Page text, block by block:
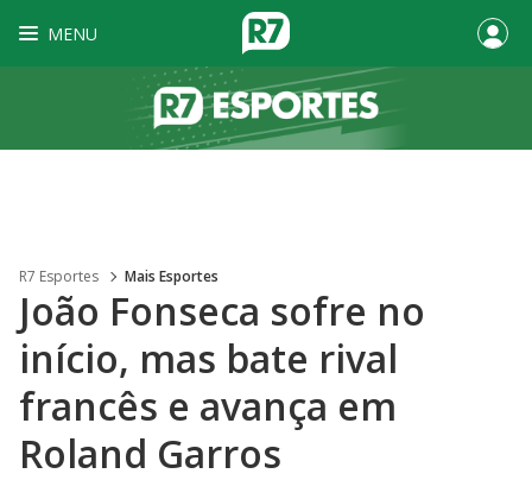
MENU
R7 Esportes Mais Esportes
João Fonseca sofre no
início, mas bate rival
francês e avança em
Roland Garros